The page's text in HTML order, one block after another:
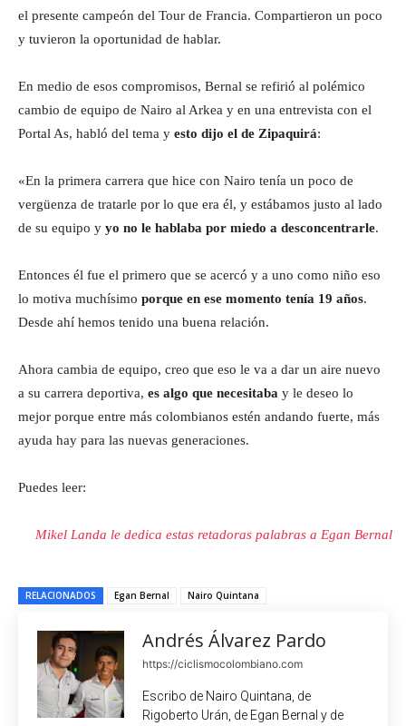
el presente campeón del Tour de Francia. Compartieron un poco
y tuvieron la oportunidad de hablar.
En medio de esos compromisos, Bernal se refirió al polémico
cambio de equipo de Nairo al Arkea y en una entrevista con el
Portal As, habló del tema y esto dijo el de Zipaquirá:
«En la primera carrera que hice con Nairo tenía un poco de
vergüenza de tratarle por lo que era él, y estábamos justo al lado
de su equipo y yo no le hablaba por miedo a desconcentrarle.
Entonces él fue el primero que se acercó y a uno como niño eso
lo motiva muchísimo porque en ese momento tenía 19 años.
Desde ahí hemos tenido una buena relación.
Ahora cambia de equipo, creo que eso le va a dar un aire nuevo
a su carrera deportiva, es algo que necesitaba y le deseo lo
mejor porque entre más colombianos estén andando fuerte, más
ayuda hay para las nuevas generaciones.
Puedes leer:
Mikel Landa le dedica estas retadoras palabras a Egan Bernal
RELACIONADOS Egan Bernal Nairo Quintana
Andrés Álvarez Pardo
https://ciclismocolombiano.com
Escribo de Nairo Quintana, de
Rigoberto Urán, de Egan Bernal y de